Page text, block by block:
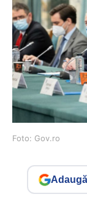
Foto: Gov.ro